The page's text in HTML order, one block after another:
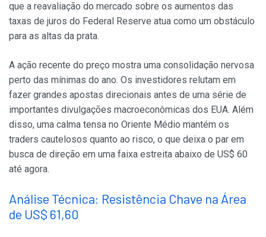
que a reavaliação do mercado sobre os aumentos das
taxas de juros do Federal Reserve atua como um obstáculo
para as altas da prata.
A ação recente do preço mostra uma consolidação nervosa
perto das mínimas do ano. Os investidores relutam em
fazer grandes apostas direcionais antes de uma série de
importantes divulgações macroeconômicas dos EUA. Além
disso, uma calma tensa no Oriente Médio mantém os
traders cautelosos quanto ao risco, o que deixa o par em
busca de direção em uma faixa estreita abaixo de US$ 60
até agora.
Análise Técnica: Resistência Chave na Área
de US$ 61,60